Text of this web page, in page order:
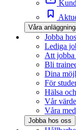
Våra
Jobba
Lediga
Att jobba
Bli
Dina
För
Hälsa
Vår
Våra
Jobba hos oss